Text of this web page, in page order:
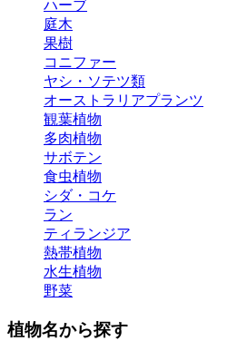
ハーブ
庭木
果樹
コニファー
ヤシ・ソテツ類
オーストラリアプランツ
観葉植物
多肉植物
サボテン
食虫植物
シダ・コケ
ラン
ティランジア
熱帯植物
水生植物
野菜
植物名から探す